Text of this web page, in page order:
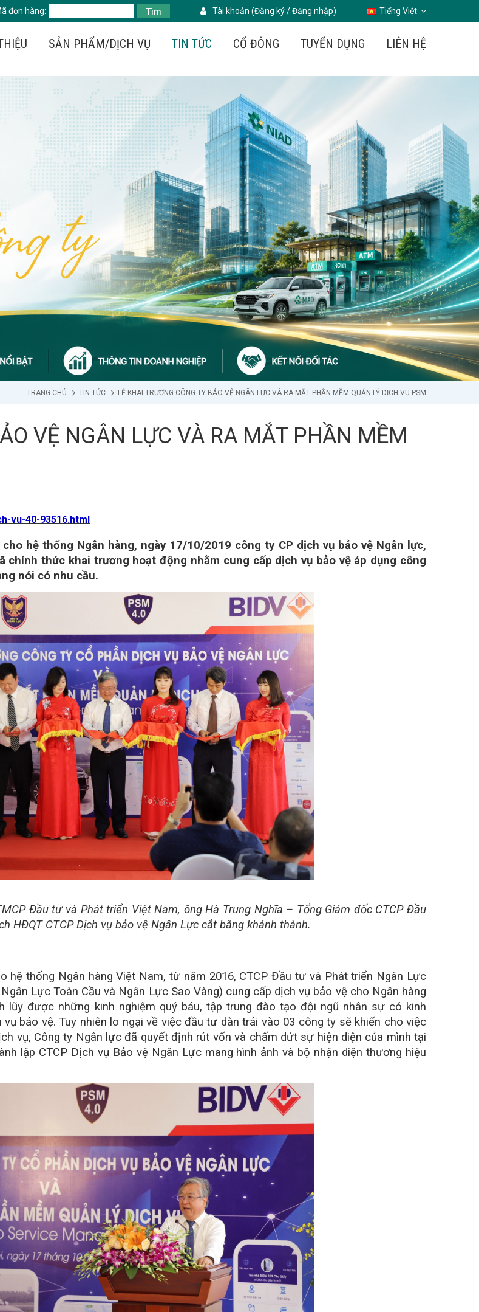
đơn hàng: Tìm Tài khoản (Đăng ký / Đăng nhập) Tiếng Việt
SẢN PHẨM/DỊCH VỤ TIN TỨC CỔ ĐÔNG TUYỂN DỤNG LIÊN HỆ
TRANG CHỦ TIN TỨC LỄ KHAI TRƯƠNG CÔNG TY BẢO VỆ NGÂN LỰC VÀ RA MẮT PHẦN MỀM QUẢN LÝ DỊCH VỤ PSM
VỆ NGÂN LỰC VÀ RA MẮT PHẦN MỀM
vu-40-93516.html
hệ thống Ngân hàng, ngày 17/10/2019 công ty CP dịch vụ bảo vệ Ngân lực,
chính thức khai trương hoạt động nhằm cung cấp dịch vụ bảo vệ áp dụng công
nói có nhu cầu.
Đầu tư và Phát triển Việt Nam, ông Hà Trung Nghĩa – Tổng Giám đốc CTCP Đầu
HĐQT CTCP Dịch vụ bảo vệ Ngân Lực cắt băng khánh thành.
thống Ngân hàng Việt Nam, từ năm 2016, CTCP Đầu tư và Phát triển Ngân Lực
Lực Toàn Cầu và Ngân Lực Sao Vàng) cung cấp dịch vụ bảo vệ cho Ngân hàng
lũy được những kinh nghiệm quý báu, tập trung đào tạo đội ngũ nhân sự có kinh
bảo vệ. Tuy nhiên lo ngại về việc đầu tư dàn trải vào 03 công ty sẽ khiến cho việc
vụ, Công ty Ngân lực đã quyết định rút vốn và chấm dứt sự hiện diện của mình tại
lập CTCP Dịch vụ Bảo vệ Ngân Lực mang hình ảnh và bộ nhận diện thương hiệu